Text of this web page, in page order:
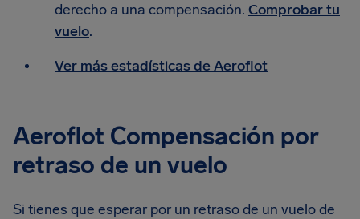
derecho a una compensación. Comprobar tu
vuelo.
Ver más estadísticas de Aeroflot
Aeroflot Compensación por
retraso de un vuelo
Si tienes que esperar por un retraso de un vuelo de